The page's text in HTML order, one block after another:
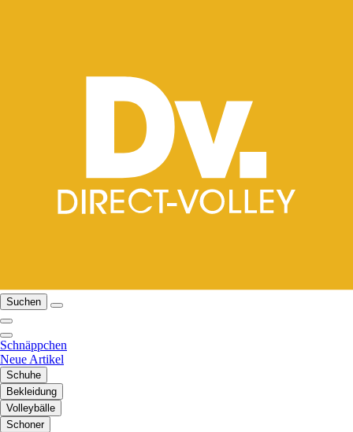
Suchen
Schnäppchen
Neue Artikel
Schuhe
Bekleidung
Volleybälle
Schoner